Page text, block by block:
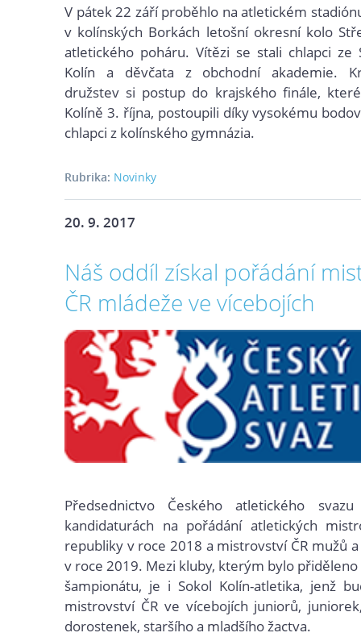
V pátek 22 září proběhlo na atletickém
v kolínských Borkách letošní okresní kolo
atletického poháru. Vítězi se stali chlapci ze
Kolín a děvčata z obchodní akademie.
družstev si postup do krajského finále,
Kolíně 3. října, postoupili díky vysokému
chlapci z kolínského gymnázia.
Rubrika: Novinky
20. 9. 2017
Náš oddíl získal pořádání
ČR mládeže ve vícebojích
Předsednictvo Českého atletického
kandidaturách na pořádání atletických
republiky v roce 2018 a mistrovství ČR mužů
v roce 2019. Mezi kluby, kterým bylo
šampionátu, je i Sokol Kolín-atletika, jenž
mistrovství ČR ve vícebojích juniorů,
dorostenek, staršího a mladšího žactva.